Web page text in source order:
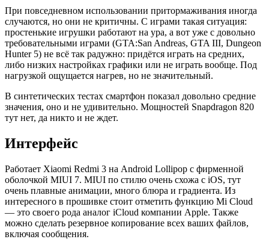
При повседневном использовании притормаживания иногда
случаются, но они не критичны. С играми такая ситуация:
простенькие игрушки работают на ура, а вот уже с довольно
требовательными играми (GTA:San Andreas, GTA III, Dungeon
Hunter 5) не всё так радужно: придётся играть на средних,
либо низких настройках графики или не играть вообще. Под
нагрузкой ощущается нагрев, но не значительный.
В синтетических тестах смартфон показал довольно средние
значения, оно и не удивительно. Мощностей Snapdragon 820
тут нет, да никто и не ждет.
Интерфейс
Работает Xiaomi Redmi 3 на Android Lollipop с фирменной
оболочкой MIUI 7. MIUI по стилю очень схожа с iOS, тут
очень плавные анимации, много блюра и градиента. Из
интересного в прошивке стоит отметить функцию Mi Cloud
— это своего рода аналог iCloud компании Apple. Также
можно сделать резервное копирование всех ваших файлов,
включая сообщения.